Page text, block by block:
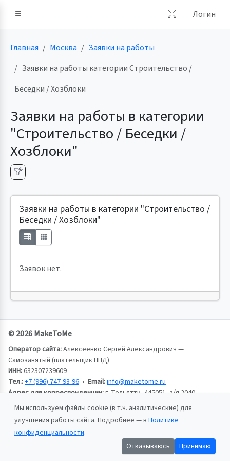
Логин
Главная Москва
Заявки на работы
Заявки на работы категории Строительство /
Беседки / Хозблоки
Заявки на работы в категории
"Строительство / Беседки /
Хозблоки"
Заявки на работы в категории "Строительство /
Беседки / Хозблоки"
Заявок нет.
© 2026 MakeToMe
Оператор сайта:Алексеенко Сергей Александрович —
Самозанятый (плательщик НПД)
ИНН:632307239609
Тел.:+7 (996) 747-93-96 • Email:info@maketome.ru
Адрес для корреспонденции:г. Тольятти, 445051, а/я 2040,
Алексеенко Сергей Александрович
Пользовательское соглашение
Политика конфиденциальности
Мы используем файлы cookie (в т.ч. аналитические) для
улучшения работы сайта. Подробнее — в Политике
конфиденциальности.
Отказываюсь
Принимаю